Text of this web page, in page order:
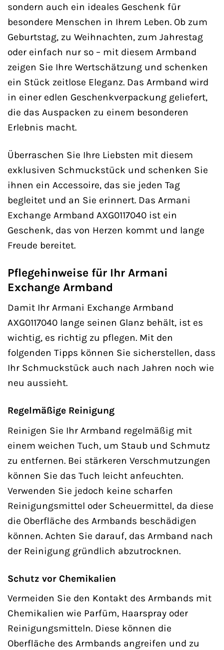
sondern auch ein ideales Geschenk für
besondere Menschen in Ihrem Leben. Ob zum
Geburtstag, zu Weihnachten, zum Jahrestag
oder einfach nur so – mit diesem Armband
zeigen Sie Ihre Wertschätzung und schenken
ein Stück zeitlose Eleganz. Das Armband wird
in einer edlen Geschenkverpackung geliefert,
die das Auspacken zu einem besonderen
Erlebnis macht.
Überraschen Sie Ihre Liebsten mit diesem
exklusiven Schmuckstück und schenken Sie
ihnen ein Accessoire, das sie jeden Tag
begleitet und an Sie erinnert. Das Armani
Exchange Armband AXG0117040 ist ein
Geschenk, das von Herzen kommt und lange
Freude bereitet.
Pflegehinweise für Ihr Armani
Exchange Armband
Damit Ihr Armani Exchange Armband
AXG0117040 lange seinen Glanz behält, ist es
wichtig, es richtig zu pflegen. Mit den
folgenden Tipps können Sie sicherstellen, dass
Ihr Schmuckstück auch nach Jahren noch wie
neu aussieht.
Regelmäßige Reinigung
Reinigen Sie Ihr Armband regelmäßig mit
einem weichen Tuch, um Staub und Schmutz
zu entfernen. Bei stärkeren Verschmutzungen
können Sie das Tuch leicht anfeuchten.
Verwenden Sie jedoch keine scharfen
Reinigungsmittel oder Scheuermittel, da diese
die Oberfläche des Armbands beschädigen
können. Achten Sie darauf, das Armband nach
der Reinigung gründlich abzutrocknen.
Schutz vor Chemikalien
Vermeiden Sie den Kontakt des Armbands mit
Chemikalien wie Parfüm, Haarspray oder
Reinigungsmitteln. Diese können die
Oberfläche des Armbands angreifen und zu